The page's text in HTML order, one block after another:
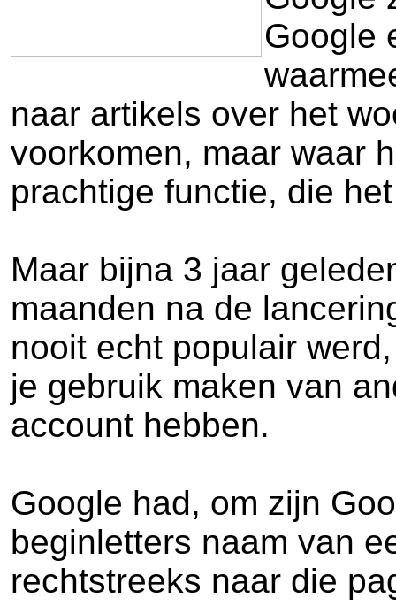
Google
naar artikels over het
voorkomen, maar waar
prachtige functie, die
Maar bijna 3 jaar
maanden na de
nooit echt populair
je gebruik maken van
account hebben.
Google had, om zijn
beginletters naam van
rechtstreeks naar die